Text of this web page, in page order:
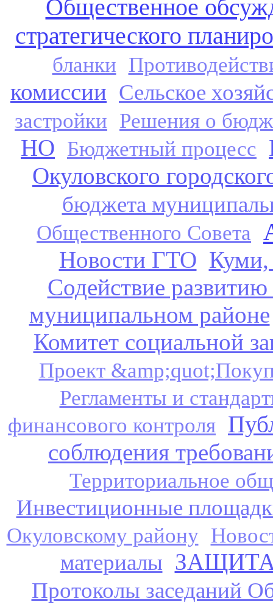
Общественное
стратегического
бланки
комиссии Сельское
застройки Решения о
НО Бюджетный процесс
Окуловского
бюджета
Общественного Совета
Новости ГТО Куми,
Содействие
муниципальном районе
Комитет социальной
Проект
Регламенты и
финансового контроля
соблюдения
Территориальное
Инвестиционные
Окуловскому району
материалы
Протоколы заседаний